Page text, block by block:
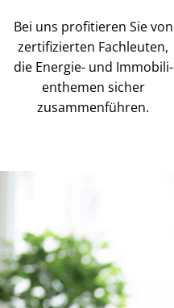
Bei uns profitieren Sie von
zertifizierten Fachleuten,
die Energie- und Im­mo­bi­li­
en­the­men sicher
zusammenführen.